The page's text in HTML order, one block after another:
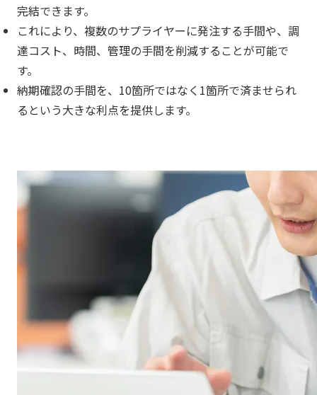
完結できます。
これにより、複数のサプライヤーに発注する手間や、調
達コスト、時間、管理の手間を削減することが可能で
す。
納期確認の手間を、10箇所ではなく1箇所で済ませられ
るという大きな利点を提供します。